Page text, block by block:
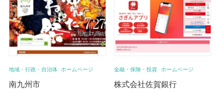
地域・行政・自治体 ホームページ
南九州市
金融・保険・投資 ホームページ
株式会社佐賀銀行